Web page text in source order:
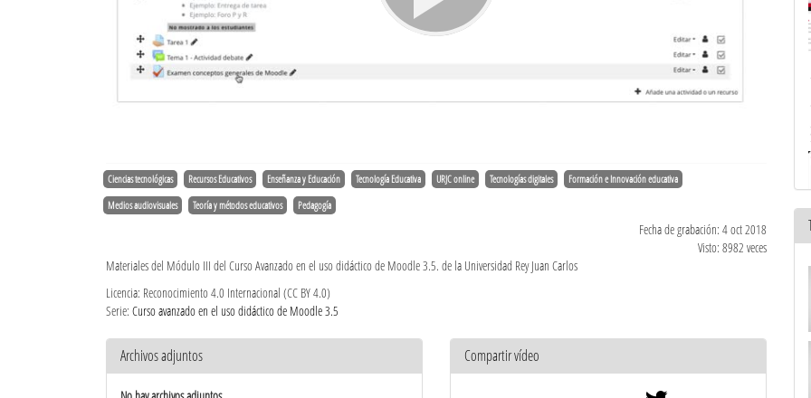
Ciencias tecnológicas Recursos Educativos Enseñanza y Educación Tecnología Educativa URJC online Tecnologías digitales Formación e Innovación educativa
Medios audiovisuales Teoría y métodos educativos Pedagogía
Fecha de grabación: 4 oct 2018
Visto: 8982 veces
Materiales del Módulo III del Curso Avanzado en el uso didáctico de Moodle 3.5. de la Universidad Rey Juan Carlos
Licencia: Reconocimiento 4.0 Internacional (CC BY 4.0)
Serie: Curso avanzado en el uso didáctico de Moodle 3.5
Archivos adjuntos Compartir vídeo